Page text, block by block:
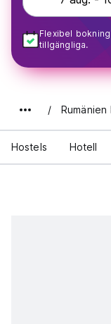
Flexibel
tillgängliga.
Hostels Hotell